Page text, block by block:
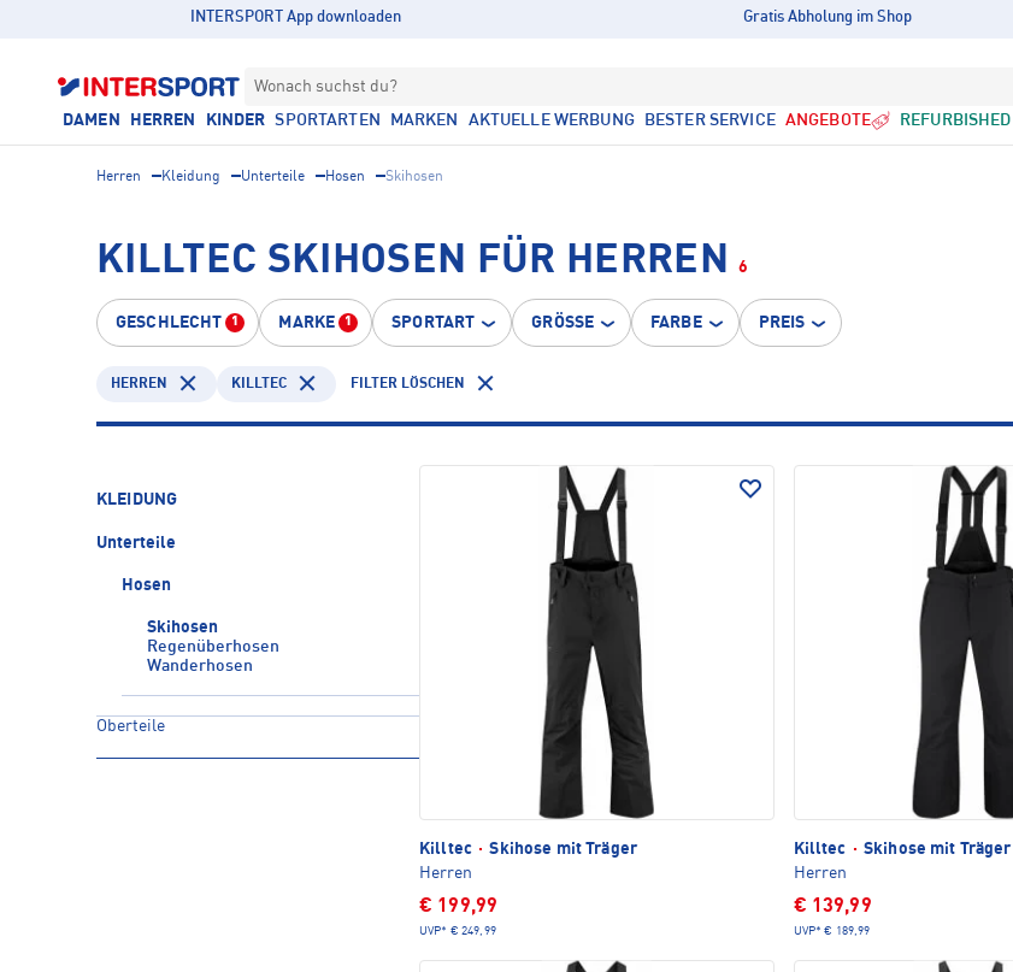
INTERSPORT App downloaden Gratis Abholung im Shop
Wonach suchst du?
DAMEN HERREN KINDER SPORTARTEN MARKEN AKTUELLE WERBUNG BESTER SERVICE ANGEBOTE REFURBISHED
Herren Kleidung Unterteile Hosen Skihosen
KILLTEC SKIHOSEN FÜR HERREN 6
GESCHLECHT 1 MARKE 1 SPORTART GRÖSSE FARBE PREIS
HERREN KILLTEC FILTER LÖSCHEN
KLEIDUNG
Unterteile
Hosen
Skihosen
Regenüberhosen
Wanderhosen
Oberteile
Killtec · Skihose mit Träger
Herren
€ 199,99
UVP* € 249,99
Killtec · Skihose mit Träger
Herren
€ 139,99
UVP* € 189,99